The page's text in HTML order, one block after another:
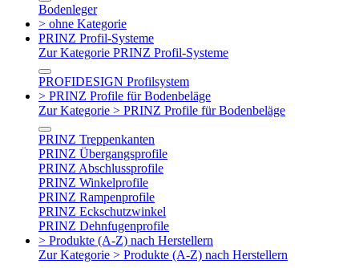
Bodenleger
> ohne Kategorie
PRINZ Profil-Systeme
Zur Kategorie PRINZ Profil-Systeme
PROFIDESIGN Profilsystem
> PRINZ Profile für Bodenbeläge
Zur Kategorie > PRINZ Profile für Bodenbeläge
PRINZ Treppenkanten
PRINZ Übergangsprofile
PRINZ Abschlussprofile
PRINZ Winkelprofile
PRINZ Rampenprofile
PRINZ Eckschutzwinkel
PRINZ Dehnfugenprofile
> Produkte (A-Z) nach Herstellern
Zur Kategorie > Produkte (A-Z) nach Herstellern